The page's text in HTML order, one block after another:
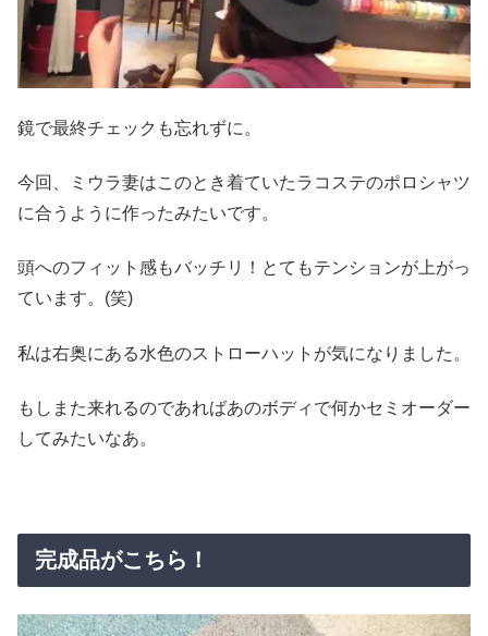
鏡で最終チェックも忘れずに。
今回、ミウラ妻はこのとき着ていたラコステのポロシャツ
に合うように作ったみたいです。
頭へのフィット感もバッチリ！とてもテンションが上がっ
ています。(笑)
私は右奥にある水色のストローハットが気になりました。
もしまた来れるのであればあのボディで何かセミオーダー
してみたいなあ。
完成品がこちら！